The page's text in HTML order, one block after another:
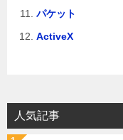
パケット
ActiveX
人気記事